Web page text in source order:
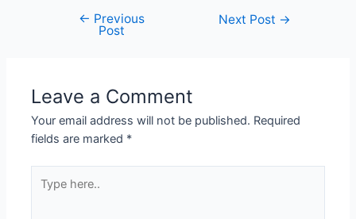
← Previous
Post
Next Post →
Leave a Comment
Your email address will not be published. Required
fields are marked *